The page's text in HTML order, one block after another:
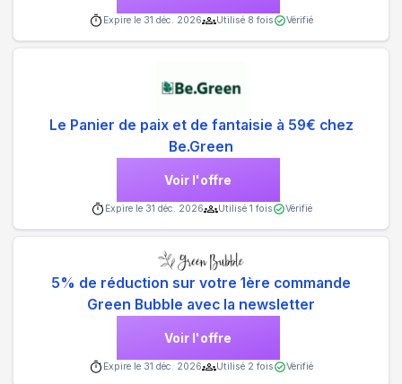
Expire le 31 déc. 2026 Utilisé 8 fois Vérifié
Le Panier de paix et de fantaisie à 59€ chez
Be.Green
Voir l'offre
Expire le 31 déc. 2026 Utilisé 1 fois Vérifié
5% de réduction sur votre 1ère commande
Green Bubble avec la newsletter
Voir l'offre
Expire le 31 déc. 2026 Utilisé 2 fois Vérifié